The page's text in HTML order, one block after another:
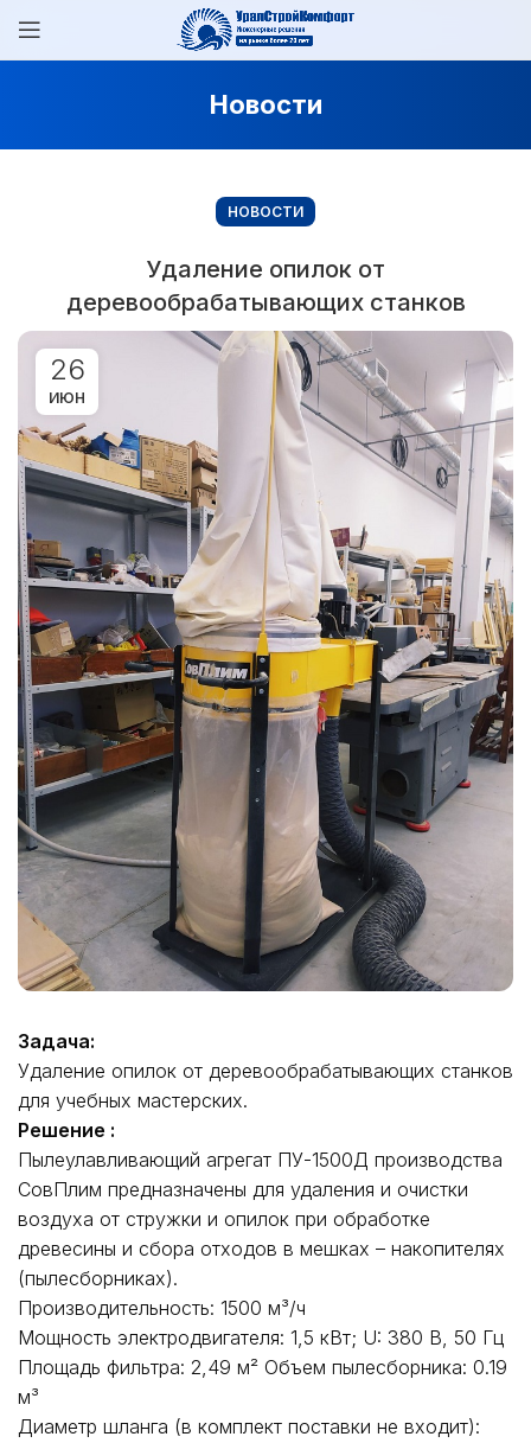
Новости
НОВОСТИ
Удаление опилок от
деревообрабатывающих станков
26
ИЮН
Задача:
Удаление опилок от деревообрабатывающих станков
для учебных мастерских.
Решение :
Пылеулавливающий агрегат ПУ-1500Д производства
СовПлим предназначены для удаления и очистки
воздуха от стружки и опилок при обработке
древесины и сбора отходов в мешках – накопителях
(пылесборниках).
Производительность: 1500 м³/ч
Мощность электродвигателя: 1,5 кВт; U: 380 В, 50 Гц
Площадь фильтра: 2,49 м² Объем пылесборника: 0.19
м³
Диаметр шланга (в комплект поставки не входит):